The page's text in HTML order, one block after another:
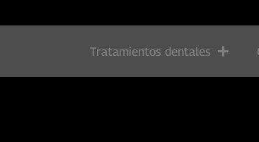
Tratamientos dentales